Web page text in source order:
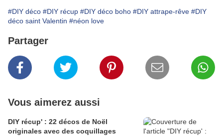
#DIY déco #DIY récup #DIY déco boho #DIY attrape-rêve #DIY
déco saint Valentin #néon love
Partager
Vous aimerez aussi
DIY récup' : 22 décos de Noël
originales avec des coquillages